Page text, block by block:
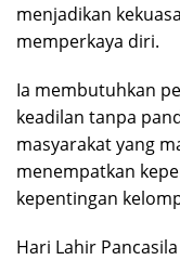
menjadikan
memperkaya diri.
Ia membutuhkan
keadilan tanpa
masyarakat yang
menempatkan
kepentingan
Hari Lahir